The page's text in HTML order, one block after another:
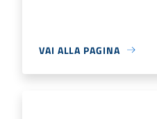
VAI ALLA PAGINA